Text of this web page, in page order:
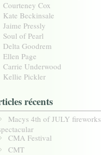
Courteney Cox
Kate Beckinsale
Jaime Pressly
Soul of Pearl
Delta Goodrem
Ellen Page
Carrie Underwood
Kellie Pickler
récents
Macys 4th of JULY fireworks
CMA Festival
CMT